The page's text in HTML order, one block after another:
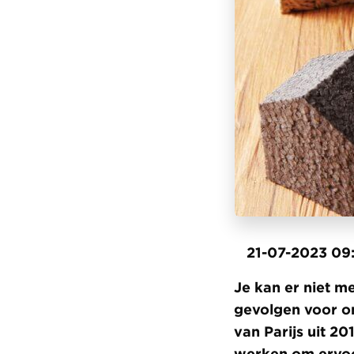
21-07-2023
Je kan er niet
gevolgen voor
van Parijs uit